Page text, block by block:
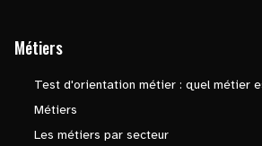
Métiers
Test d'orientation métier : quel métier
Métiers
Les métiers par secteur